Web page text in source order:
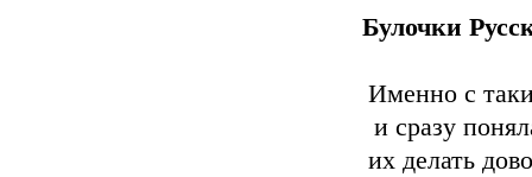
Булочки
Именно с
и сразу
их делать